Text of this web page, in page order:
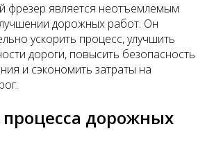
фрезер является неотъемлемым
дорожных работ. Он
ускорить процесс, улучшить
дороги, повысить безопасность
и сэкономить затраты на
дорожных